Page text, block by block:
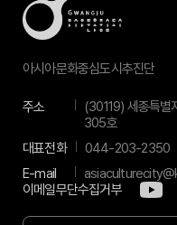
아시아문화중심도시추진단
주소
(30119) 세종특별
305호
대표전화
044-203-2350
E-mail
이메일무단수집거부